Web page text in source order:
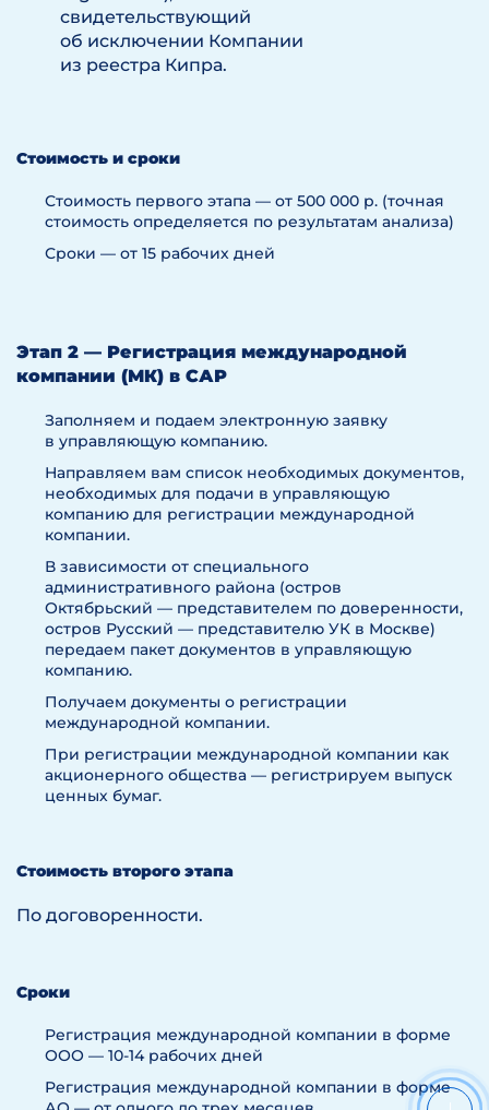
свидетельствующий
об исключении Компании
из реестра Кипра.
Стоимость и сроки
Стоимость первого этапа — от 500 000 р. (точная
стоимость определяется по результатам анализа)
Сроки — от 15 рабочих дней
Этап 2 — Регистрация международной
компании (МК) в САР
Заполняем и подаем электронную заявку
в управляющую компанию.
Направляем вам список необходимых документов,
необходимых для подачи в управляющую
компанию для регистрации международной
компании.
В зависимости от специального
административного района (остров
Октябрьский — представителем по доверенности,
остров Русский — представителю УК в Москве)
передаем пакет документов в управляющую
компанию.
Получаем документы о регистрации
международной компании.
При регистрации международной компании как
акционерного общества — регистрируем выпуск
ценных бумаг.
Стоимость второго этапа
По договоренности.
Сроки
Регистрация международной компании в форме
ООО — 10-14 рабочих дней
Регистрация международной компании в форме